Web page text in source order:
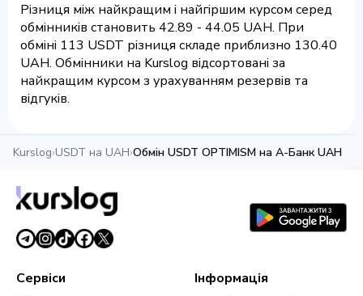
Різниця між найкращим і найгіршим курсом серед
обмінників становить 42.89 - 44.05 UAH. При
обміні 113 USDT різниця складе приблизно 130.40
UAH. Обмінники на Kurslog відсортовані за
найкращим курсом з урахуванням резервів та
відгуків.
Kurslog›USDT на UAH›Обмін USDT OPTIMISM на А-Банк UAH
Сервіси Інформація